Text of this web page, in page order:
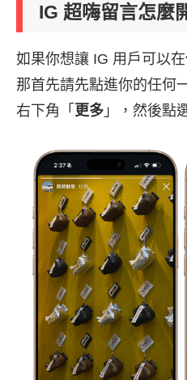
IG 超嗨留言怎麼
如果你想讓 IG 用戶可以
那首先請先點進你的任何
右下角「 更多 」，然後點